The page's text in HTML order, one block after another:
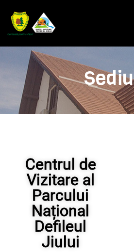
Sediu
Centrul de
Vizitare al
Parcului
Național
Defileul
Jiului